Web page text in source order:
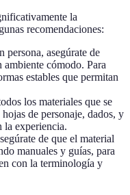
la
recomendaciones:
persona, asegúrate de
cómodo. Para
estables que permitan
los materiales que se
de personaje, dados, y
la experiencia.
de que el material
manuales y guías, para
con la terminología y